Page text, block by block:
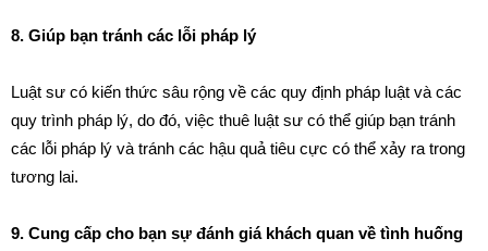
8. Giúp bạn tránh các lỗi pháp lý
Luật sư có kiến thức sâu rộng về các quy định pháp luật và các
quy trình pháp lý, do đó, việc thuê luật sư có thể giúp bạn tránh
các lỗi pháp lý và tránh các hậu quả tiêu cực có thể xảy ra trong
tương lai.
9. Cung cấp cho bạn sự đánh giá khách quan về tình huống